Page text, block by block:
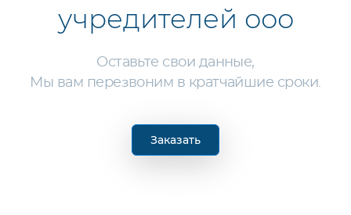
учредителей ооо
Оставьте свои данные,
Мы вам перезвоним в кратчайшие сроки.
Заказать